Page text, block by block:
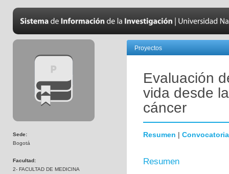
Sede:
Bogotá
Facultad:
2- FACULTAD DE MEDICINA
Proyectos
Evaluación
vida desde
cáncer
Resumen | Convocatoria
Resumen